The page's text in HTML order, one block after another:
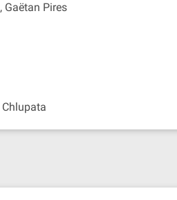
Gaëtan Pires